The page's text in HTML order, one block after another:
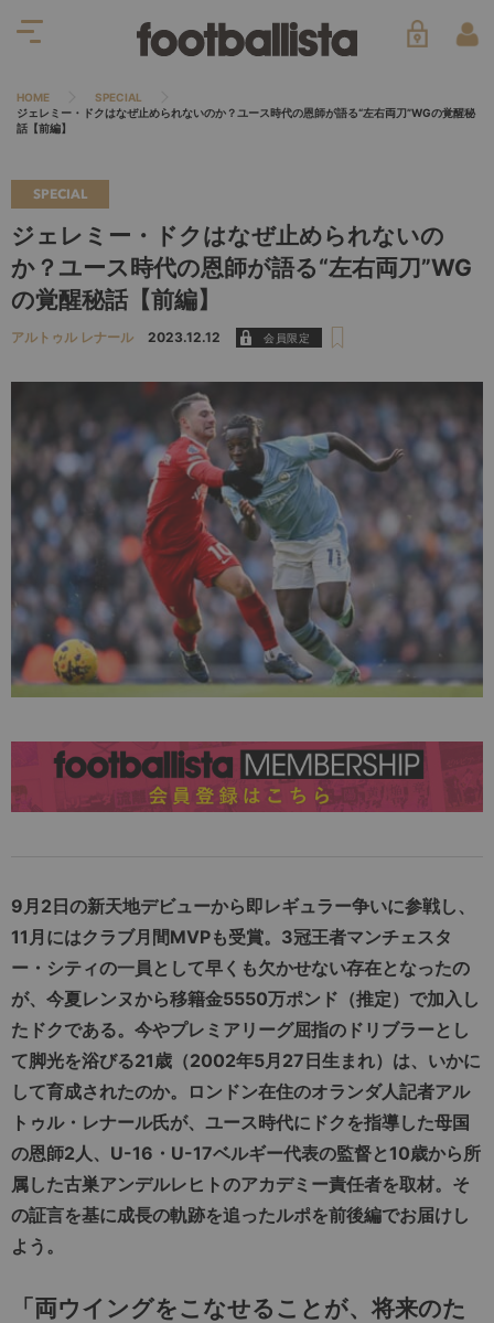
HOME
SPECIAL
ジェレミー・ドクはなぜ止められないのか？ユース時代の恩師が語る“左右両刀”WGの覚醒秘
話【前編】
SPECIAL
ジェレミー・ドクはなぜ止められないの
か？ユース時代の恩師が語る“左右両刀”WG
の覚醒秘話【前編】
アルトゥル レナール 2023.12.12
9月2日の新天地デビューから即レギュラー争いに参戦し、
11月にはクラブ月間MVPも受賞。3冠王者マンチェスタ
ー・シティの一員として早くも欠かせない存在となったの
が、今夏レンヌから移籍金5550万ポンド（推定）で加入し
たドクである。今やプレミアリーグ屈指のドリブラーとし
て脚光を浴びる21歳（2002年5月27日生まれ）は、いかに
して育成されたのか。ロンドン在住のオランダ人記者アル
トゥル・レナール氏が、ユース時代にドクを指導した母国
の恩師2人、U-16・U-17ベルギー代表の監督と10歳から所
属した古巣アンデルレヒトのアカデミー責任者を取材。そ
の証言を基に成長の軌跡を追ったルポを前後編でお届けし
よう。
「両ウイングをこなせることが、将来のた